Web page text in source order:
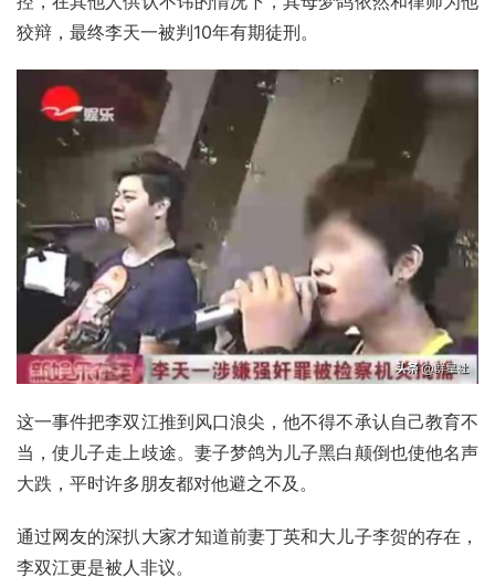
狡辩，最终李天一被判10年有期徒刑。
这一事件把李双江推到风口浪尖，他不得不承认自己教育不
当，使儿子走上歧途。妻子梦鸽为儿子黑白颠倒也使他名声
大跌，平时许多朋友都对他避之不及。
通过网友的深扒大家才知道前妻丁英和大儿子李贺的存在，
李双江更是被人非议。